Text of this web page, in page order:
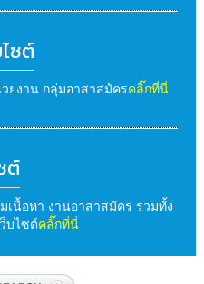
ซต์
ยงาน กลุ่มอาสาสมัครคลิ๊กที่นี่
ต์
เนื้อหา งานอาสาสมัคร รวมทั้ง
บไซต์คลิ๊กที่นี่